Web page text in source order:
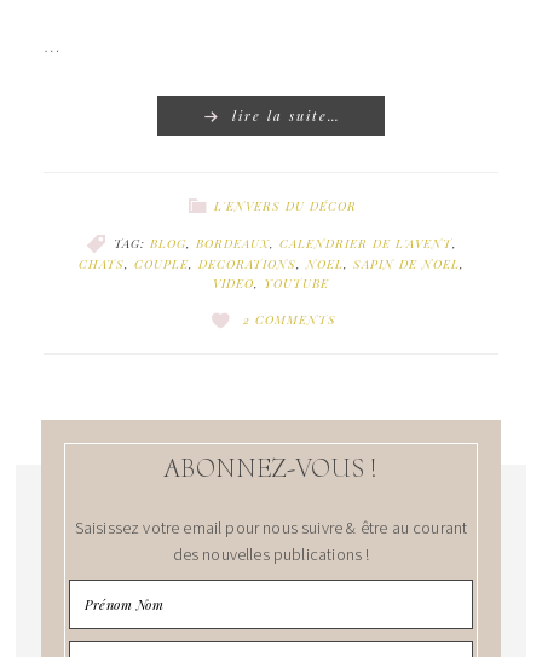
…
lire la suite…
L'ENVERS DU DÉCOR
TAG: BLOG, BORDEAUX, CALENDRIER DE L'AVENT,
CHATS, COUPLE, DECORATIONS,NOEL, SAPIN DE NOEL,
VIDEO, YOUTUBE
2 COMMENTS
ABONNEZ-VOUS !
Saisissez votre email pour nous suivre & être au courant
des nouvelles publications !